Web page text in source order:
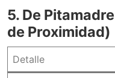
5. De
de Proximidad)
Detalle